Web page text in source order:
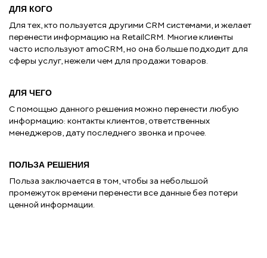
ДЛЯ КОГО
Для тех, кто пользуется другими CRM системами, и желает
перенести информацию на RetailCRM. Многие клиенты
часто используют amoCRM, но она больше подходит для
сферы услуг, нежели чем для продажи товаров.
ДЛЯ ЧЕГО
С помощью данного решения можно перенести любую
информацию: контакты клиентов, ответственных
менеджеров, дату последнего звонка и прочее.
ПОЛЬЗА РЕШЕНИЯ
Польза заключается в том, чтобы за небольшой
промежуток времени перенести все данные без потери
ценной информации.